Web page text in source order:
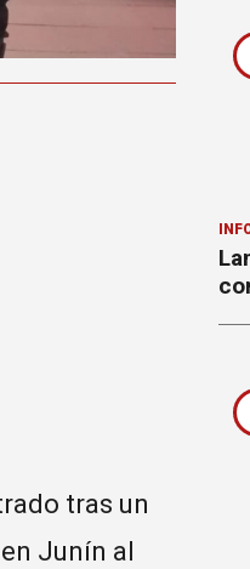
tras un
Junín al